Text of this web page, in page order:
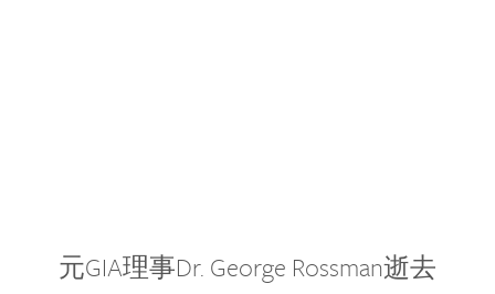
元GIA理事Dr. George Rossman逝去